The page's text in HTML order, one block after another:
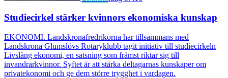
Studiecirkel stärker kvinnors ekonomiska kunskap
EKONOMI. Landskronafredrikorna har tillsammans med
Landskrona Glumslövs Rotaryklubb tagit initiativ till studiecirkeln
Livslång ekonomi, en satsning som främst riktar sig till
invandrarkvinnor. Syftet är att stärka deltagarnas kunskaper om
privatekonomi och ge dem större trygghet i vardagen.